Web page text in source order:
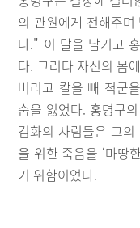
의 관원에게 전해주
다." 이 말을 남기고
다. 그러다 자신의 몸
버리고 칼을 빼 적군
숨을 잃었다. 홍명구
김화의 사림들은 그
을 위한 죽음을 ‘마땅
기 위함이었다.